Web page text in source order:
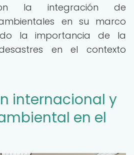
la integración de
en su marco
la importancia de la
en el contexto
internacional y
en el